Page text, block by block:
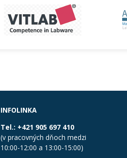
INFOLINKA
Tel.: +421 905 697 410
(v pracovných dňoch medzi
10:00-12:00 a 13:00-15:00)